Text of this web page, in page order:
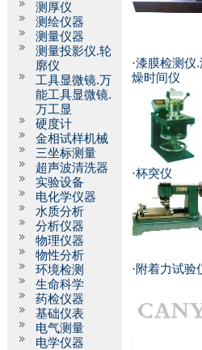
测厚仪
测绘仪器
测量仪器
测量投影仪.轮
廓仪
工具显微镜.万
能工具显微镜.
万工显
硬度计
金相试样机械
三坐标测量
超声波清洗器
实验设备
电化学仪器
水质分析
分析仪器
物理仪器
物性分析
环境检测
生命科学
药检仪器
基础仪表
电气测量
电学仪器
·漆膜检测仪
燥时间仪
·杯突仪
·附着力试验